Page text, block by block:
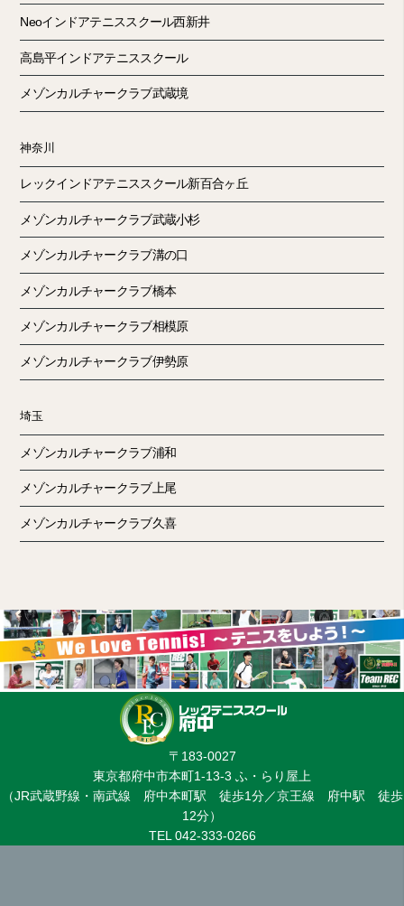
Neoインドアテニススクール西新井
高島平インドアテニススクール
メゾンカルチャークラブ武蔵境
神奈川
レックインドアテニススクール新百合ヶ丘
メゾンカルチャークラブ武蔵小杉
メゾンカルチャークラブ溝の口
メゾンカルチャークラブ橋本
メゾンカルチャークラブ相模原
メゾンカルチャークラブ伊勢原
埼玉
メゾンカルチャークラブ浦和
メゾンカルチャークラブ上尾
メゾンカルチャークラブ久喜
〒183-0027
東京都府中市本町1-13-3 ふ・らり屋上
（JR武蔵野線・南武線 府中本町駅 徒歩1分／京王線 府中駅 徒歩
12分）
TEL 042-333-0266